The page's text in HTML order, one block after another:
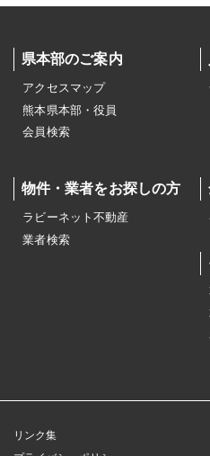
県本部のご案内
アクセスマップ
熊本県本部・役員
会員検索
物件・業者をお探しの方
ラビーネット不動産
業者検索
リンク集